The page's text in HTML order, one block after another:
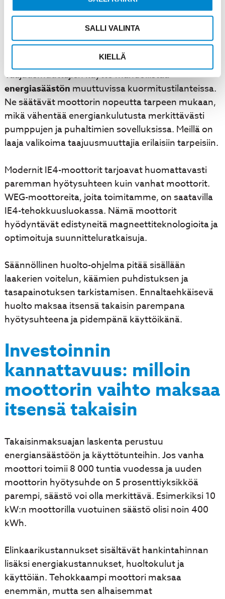
SALLI VALINTA
KIELLÄ
tulisi mitoittaa toimimaan 75–100 prosentin
kuormituksella optimaalisen hyötysuhteen
saavuttamiseksi. Tämä vaatii tarkkaa
kuormitusanalyysiä ennen moottorin valintaa.
Taajuusmuuttajien käyttö mahdollistaa
energiasäästön muuttuvissa kuormitustilanteissa.
Ne säätävät moottorin nopeutta tarpeen mukaan,
mikä vähentää energiankulutusta merkittävästi
pumppujen ja puhaltimien sovelluksissa. Meillä on
laaja valikoima taajuusmuuttajia erilaisiin tarpeisiin.
Modernit IE4-moottorit tarjoavat huomattavasti
paremman hyötysuhteen kuin vanhat moottorit.
WEG-moottoreita, joita toimitamme, on saatavilla
IE4-tehokkuusluokassa. Nämä moottorit
hyödyntävät edistyneitä magneettiteknologioita ja
optimoituja suunnitteluratkaisuja.
Säännöllinen huolto-ohjelma pitää sisällään
laakerien voitelun, käämien puhdistuksen ja
tasapainotuksen tarkistamisen. Ennaltaehkäisevä
huolto maksaa itsensä takaisin parempana
hyötysuhteena ja pidempänä käyttöikänä.
Investoinnin
kannattavuus: milloin
moottorin vaihto maksaa
itsensä takaisin
Takaisinmaksuajan laskenta perustuu
energiansäästöön ja käyttötunteihin. Jos vanha
moottori toimii 8 000 tuntia vuodessa ja uuden
moottorin hyötysuhde on 5 prosenttiyksikköä
parempi, säästö voi olla merkittävä. Esimerkiksi 10
kW:n moottorilla vuotuinen säästö olisi noin 400
kWh.
Elinkaarikustannukset sisältävät hankintahinnan
lisäksi energiakustannukset, huoltokulut ja
käyttöiän. Tehokkaampi moottori maksaa
enemmän, mutta sen alhaisemmat